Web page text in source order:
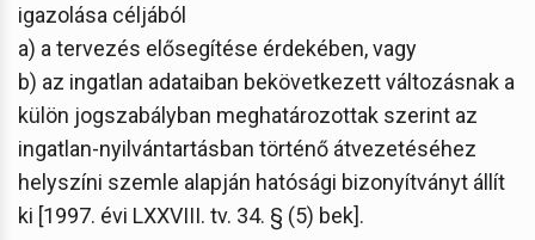
igazolása céljából
a) a tervezés elősegítése érdekében, vagy
b) az ingatlan adataiban bekövetkezett változásnak a
külön jogszabályban meghatározottak szerint az
ingatlan-nyilvántartásban történő átvezetéséhez
helyszíni szemle alapján hatósági bizonyítványt állít
ki [1997. évi LXXVIII. tv. 34. § (5) bek].